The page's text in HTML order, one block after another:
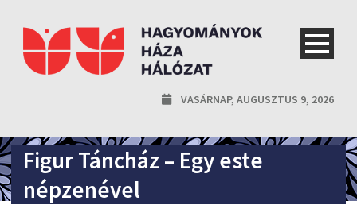
VASÁRNAP, AUGUSZTUS 9, 2026
Figur Táncház – Egy este
népzenével